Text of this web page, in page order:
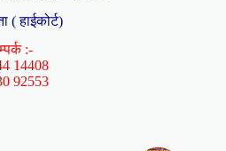
( हाईकोर्ट)
:-
14408
92553